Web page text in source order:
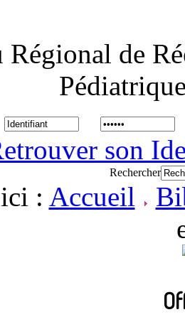
Régional de
son
Rechercher
: Accueil